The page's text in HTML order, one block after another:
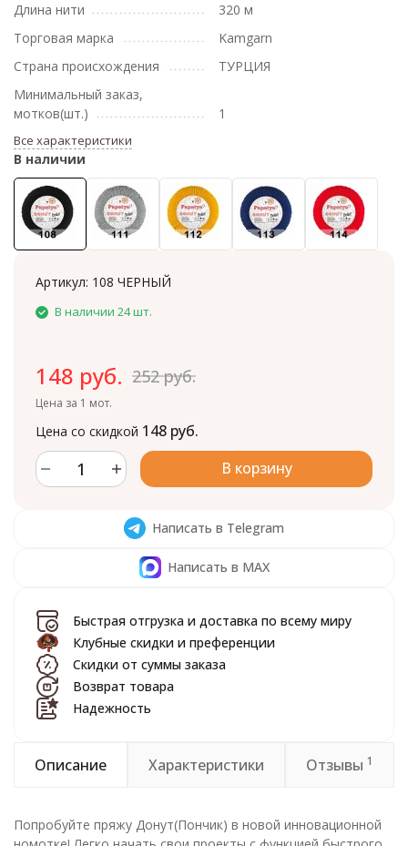
Длина нити
320 м
Торговая марка
Kamgarn
Страна происхождения
ТУРЦИЯ
Минимальный заказ,
мотков(шт.)
1
Все характеристики
В наличии
Артикул: 108 ЧЕРНЫЙ
В наличии 24 шт.
148 руб. 252 руб.
Цена за 1 мот.
Цена со скидкой 148 руб.
В корзину
Написать в Telegram
Написать в MAX
Быстрая отгрузка и доставка по всему миру
Клубные скидки и преференции
Скидки от суммы заказа
Возврат товара
Надежность
Описание Характеристики Отзывы 1
Попробуйте пряжу Донут(Пончик) в новой инновационной